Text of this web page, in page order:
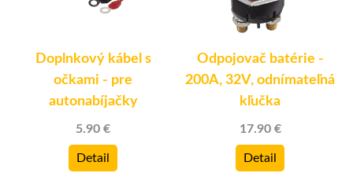
Doplnkový kábel s
očkami - pre
autonabíjačky
5.90 €
Detail
Odpojovač batérie -
200A, 32V, odnímateľná
kľučka
17.90 €
Detail